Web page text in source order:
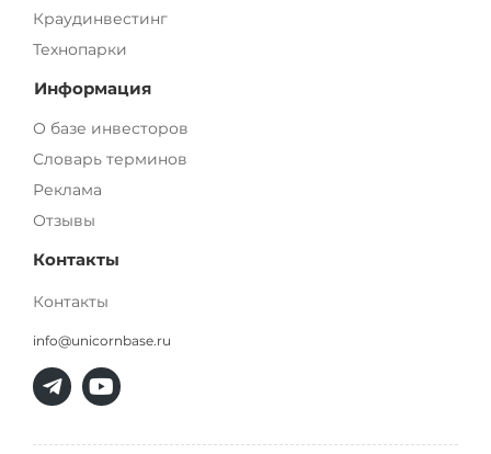
Краудинвестинг
Технопарки
Информация
О базе инвесторов
Словарь терминов
Реклама
Отзывы
Контакты
Контакты
info@unicornbase.ru